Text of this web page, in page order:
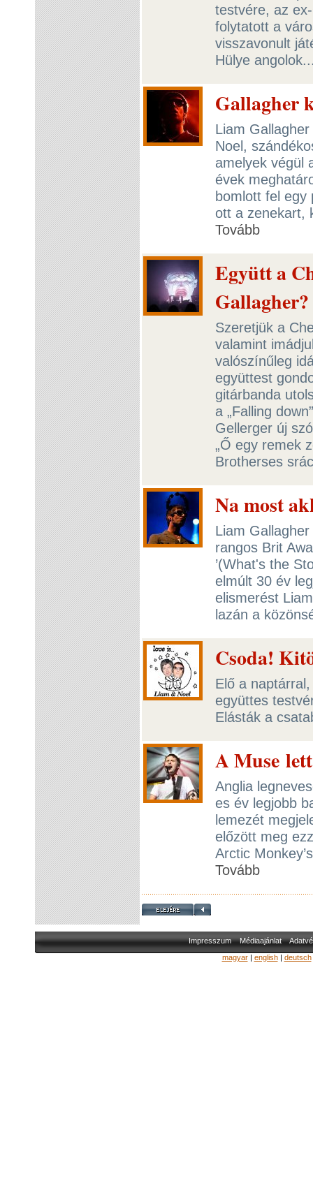
testvére, az
folytatott a
visszavonult
Hülye
Gallagher
Liam
Noel,
amelyek végül
évek
bomlott fel egy
ott a zenekart,
Tovább
Együtt a
Gallagher?
Szeretjük a
valamint
valószínűleg
együttest
gitárbanda
a „Falling
Gellerger új
„Ő egy remek
Brotherses
Na most
Liam
rangos Brit
’(What's the
elmúlt 30 év
elismerést
lazán a
Csoda!
Elő a
együttes
Elásták a
A Muse
Anglia
es év legjobb
lemezét
előzött meg
Arctic
Tovább
Impresszum Médiaajánlat
magyar| english| deutsch